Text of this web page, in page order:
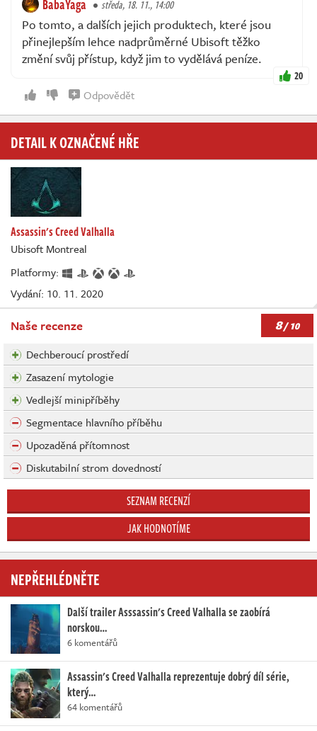
BabaYaga středa, 18. 11., 14:00
Po tomto, a dalších jejich produktech, které jsou
přinejlepším lehce nadprůměrné Ubisoft těžko
změní svůj přístup, když jim to vydělává peníze.
20
Odpovědět
DETAIL K OZNAČENÉ HŘE
Assassin's Creed Valhalla
Ubisoft Montreal
Platformy:
Vydání: 10. 11. 2020
Naše recenze 8/ 10
Dechberoucí prostředí
Zasazení mytologie
Vedlejší minipříběhy
Segmentace hlavního příběhu
Upozaděná přítomnost
Diskutabilní strom dovedností
SEZNAM RECENZÍ
JAK HODNOTÍME
NEPŘEHLÉDNĚTE
Další trailer Asssassin's Creed Valhalla se zaobírá
norskou…
6 komentářů
Assassin's Creed Valhalla reprezentuje dobrý díl série,
který…
64 komentářů